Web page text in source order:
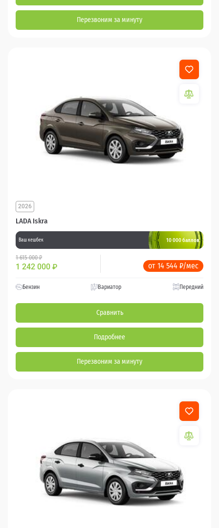
Перезвоним за минуту
LADA Iskra
2026
Ваш кешбек 10 000 баллов
1 615 000 ₽
1 242 000 ₽ от 14 544 ₽/мес
Бензин Вариатор Передний
Сравнить
Подробнее
Перезвоним за минуту